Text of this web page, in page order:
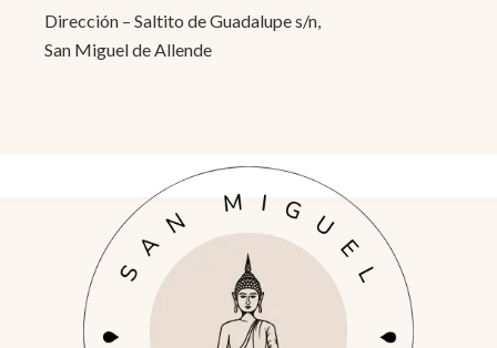
Dirección – Saltito de Guadalupe s/n,
San Miguel de Allende